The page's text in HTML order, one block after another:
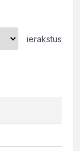
ierakstus